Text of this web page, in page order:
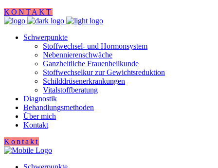
KONTAKT
Schwerpunkte
Stoffwechsel- und Hormonsystem
Nebennierenschwäche
Ganzheitliche Frauenheilkunde
Stoffwechselkur zur Gewichtsreduktion
Schilddrüsenerkrankungen
Vitalstoffberatung
Diagnostik
Behandlungsmethoden
Über mich
Kontakt
Kontakt